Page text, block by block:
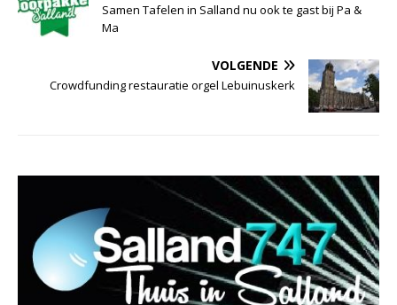
Samen Tafelen in Salland nu ook te gast bij Pa &
Ma
VOLGENDE
Crowdfunding restauratie orgel Lebuinuskerk